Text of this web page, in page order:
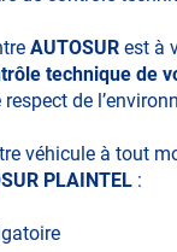
AUTOSUR est à
technique de
de
véhicule à tout
PLAINTEL :